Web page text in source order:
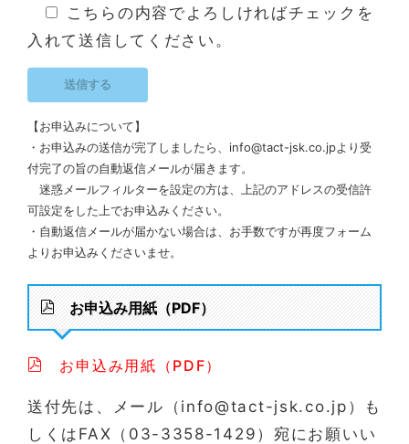
こちらの内容でよろしければチェックを
入れて送信してください。
【お申込みについて】
・お申込みの送信が完了しましたら、info@tact-jsk.co.jpより受
付完了の旨の自動返信メールが届きます。
迷惑メールフィルターを設定の方は、上記のアドレスの受信許
可設定をした上でお申込みください。
・自動返信メールが届かない場合は、お手数ですが再度フォーム
よりお申込みくださいませ。
お申込み用紙（PDF）
お申込み用紙（PDF）
送付先は、メール（info@tact-jsk.co.jp）も
しくはFAX（03-3358-1429）宛にお願いい